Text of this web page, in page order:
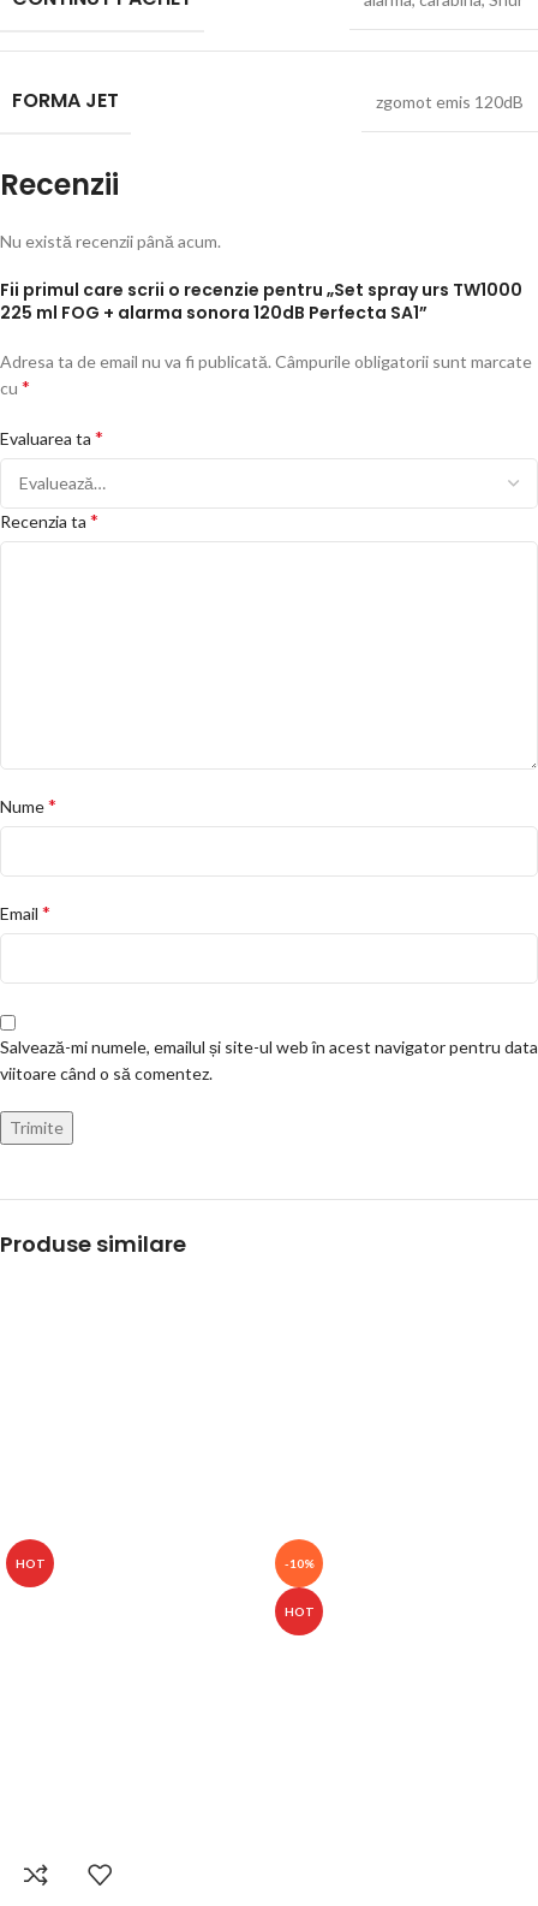
FORMA JET zgomot emis 120dB
Recenzii
Nu există recenzii până acum.
Fii primul care scrii o recenzie pentru „Set spray urs TW1000
225 ml FOG + alarma sonora 120dB Perfecta SA1”
Adresa ta de email nu va fi publicată. Câmpurile obligatorii sunt marcate
cu *
Evaluarea ta *
Recenzia ta *
Nume*
Email *
Salvează-mi numele, emailul și site-ul web în acest navigator pentru data
viitoare când o să comentez.
Produse similare
HOT -10%
HOT